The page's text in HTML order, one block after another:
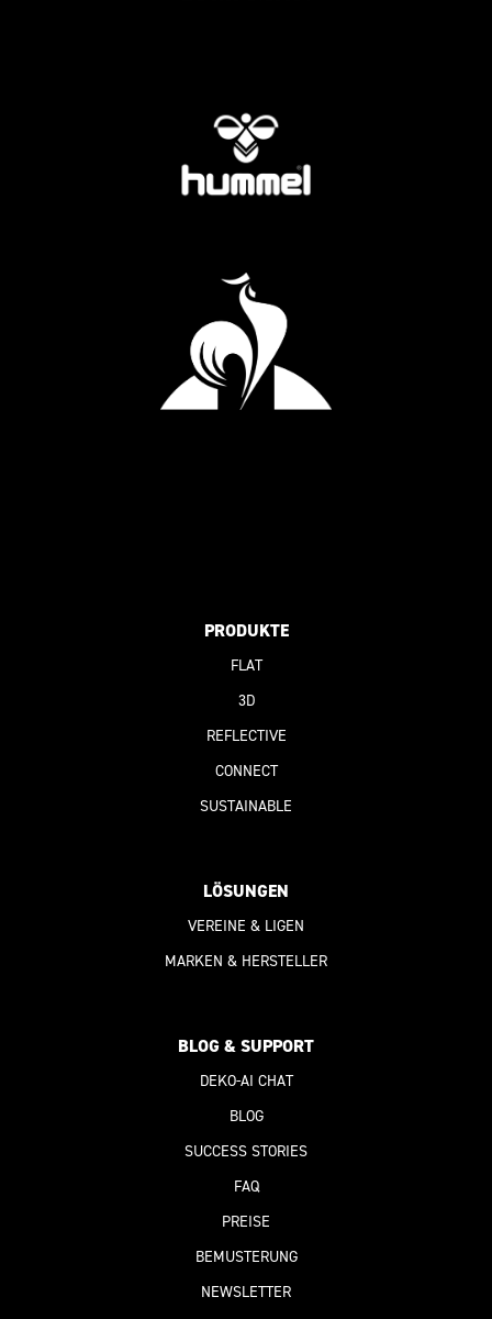
PRODUKTE
FLAT
3D
REFLECTIVE
CONNECT
SUSTAINABLE
LÖSUNGEN
VEREINE & LIGEN
MARKEN & HERSTELLER
BLOG & SUPPORT
DEKO-AI CHAT
BLOG
SUCCESS STORIES
FAQ
PREISE
BEMUSTERUNG
NEWSLETTER